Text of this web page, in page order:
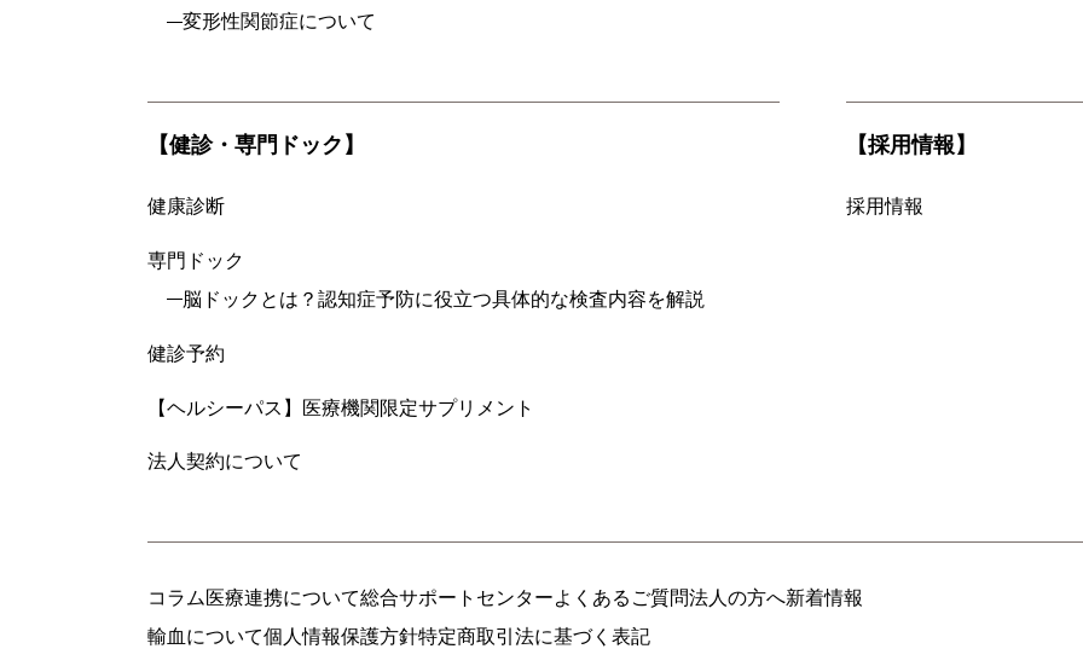
変形性関節症について
【健診・専門ドック】
健康診断
専門ドック
脳ドックとは？認知症予防に役立つ具体的な検査内容を解説
健診予約
【ヘルシーパス】医療機関限定サプリメント
法人契約について
【採用情報】
採用情報
コラム 医療連携について総合サポートセンターよくあるご質問法人の方へ新着情報
輸血について個人情報保護方針特定商取引法に基づく表記